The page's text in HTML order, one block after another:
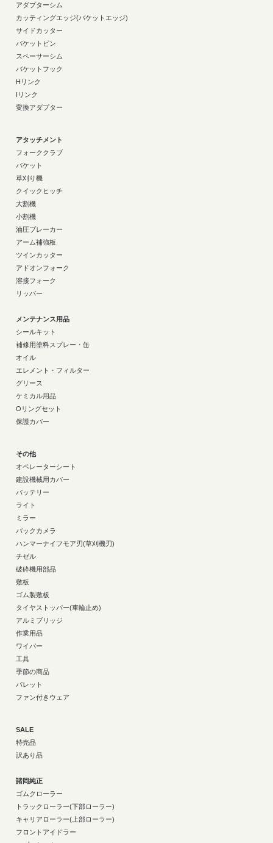
アダプターシム
カッティングエッジ(バケットエッジ)
サイドカッター
バケットピン
スペーサーシム
バケットフック
Hリンク
Iリンク
変換アダプター
アタッチメント
フォーククラブ
バケット
草刈り機
クイックヒッチ
大割機
小割機
油圧ブレーカー
アーム補強板
ツインカッター
アドオンフォーク
溶接フォーク
リッパー
メンテナンス用品
シールキット
補修用塗料スプレー・缶
オイル
エレメント・フィルター
グリース
ケミカル用品
Oリングセット
保護カバー
その他
オペレーターシート
建設機械用カバー
バッテリー
ライト
ミラー
バックカメラ
ハンマーナイフモア刃(草刈機刃)
チゼル
破砕機用部品
敷板
ゴム製敷板
タイヤストッパー(車輪止め)
アルミブリッジ
作業用品
ワイパー
工具
季節の商品
パレット
ファン付きウェア
SALE
特売品
訳あり品
諸岡純正
ゴムクローラー
トラックローラー(下部ローラー)
キャリアローラー(上部ローラー)
フロントアイドラー